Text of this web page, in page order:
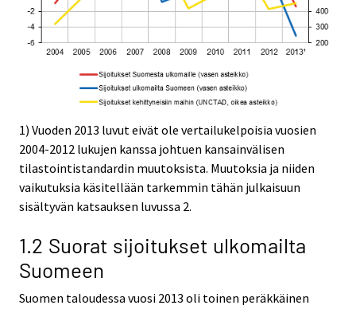
1) Vuoden 2013 luvut eivät ole vertailukelpoisia vuosien
2004-2012 lukujen kanssa johtuen kansainvälisen
tilastointistandardin muutoksista. Muutoksia ja niiden
vaikutuksia käsitellään tarkemmin tähän julkaisuun
sisältyvän katsauksen luvussa 2.
1.2 Suorat sijoitukset ulkomailta
Suomeen
Suomen taloudessa vuosi 2013 oli toinen peräkkäinen